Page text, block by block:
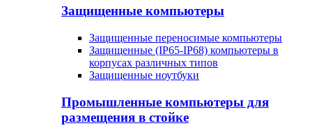
Защищенные компьютеры
Защищенные переносимые компьютеры
Защищенные (IP65-IP68) компьютеры в
корпусах различных типов
Защищенные ноутбуки
Промышленные компьютеры для
размещения в стойке